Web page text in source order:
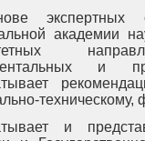
экспертных
академии
и
и